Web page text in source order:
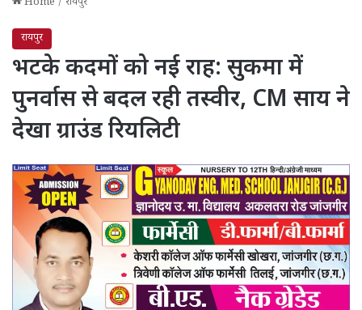
रायपुर
भटके कदमों को नई राह: सुकमा में
पुनर्वास से बदल रही तस्वीर, CM साय ने
देखा ग्राउंड रियलिटी